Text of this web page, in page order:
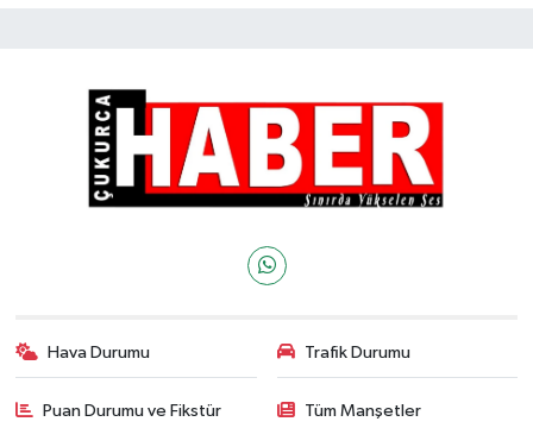
Hava Durumu Trafik Durumu
Puan Durumu ve Fikstür Tüm Manşetler